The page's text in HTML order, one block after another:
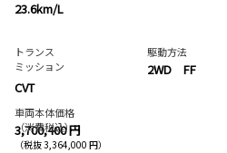
23.6km/L
トランス
ミッション
CVT
駆動方法
2WD FF
車両本体価格
（消費税込）
3,700,400 円
（税抜 3,364,000 円）